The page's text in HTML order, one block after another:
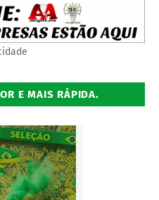
E MAIS RÁPIDA.